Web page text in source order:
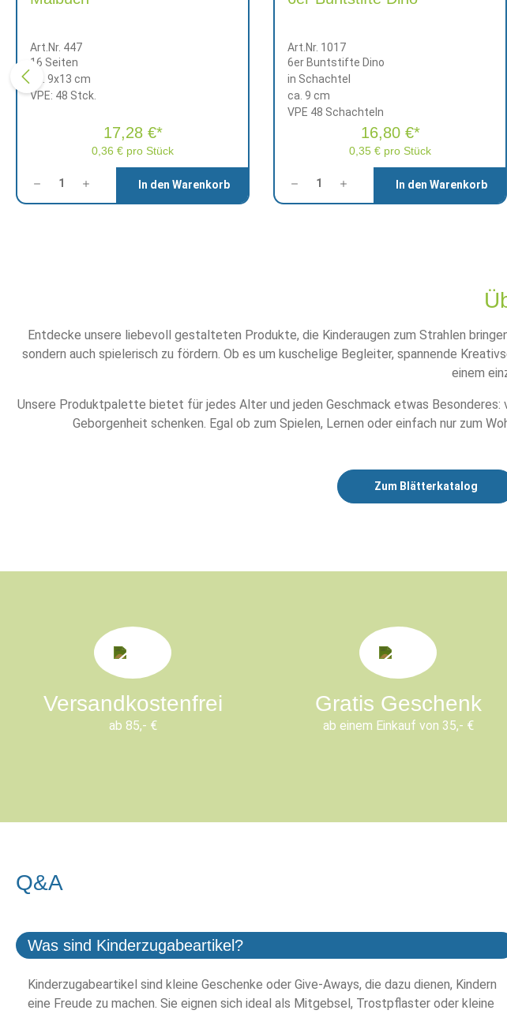
Art.Nr. 447
16 Seiten
ca. 9x13 cm
VPE: 48 Stck.
0,36 € pro Stück
17,28 €*
In den Warenkorb
Art.Nr. 1017
6er Buntstifte Dino
in Schachtel
ca. 9 cm
VPE 48 Schachteln
0,35 € pro Stück
16,80 €*
In den Warenkorb
Entdecke unsere liebevoll gestalteten Produkte, die Kinderaugen zum Strahlen
sondern auch spielerisch zu fördern. Ob es um kuschelige Begleiter, spannende
einem
Unsere Produktpalette bietet für jedes Alter und jeden Geschmack etwas
Geborgenheit schenken. Egal ob zum Spielen, Lernen oder einfach nur zum
Zum Blätterkatalog
Versandkostenfrei
ab 85,- €
Gratis Geschenk
ab einem Einkauf von 35,- €
Q&A
Was sind Kinderzugabeartikel?
Kinderzugabeartikel sind kleine Geschenke oder Give-Aways, die dazu dienen, Kindern
eine Freude zu machen. Sie eignen sich ideal als Mitgebsel, Trostpflaster oder kleine